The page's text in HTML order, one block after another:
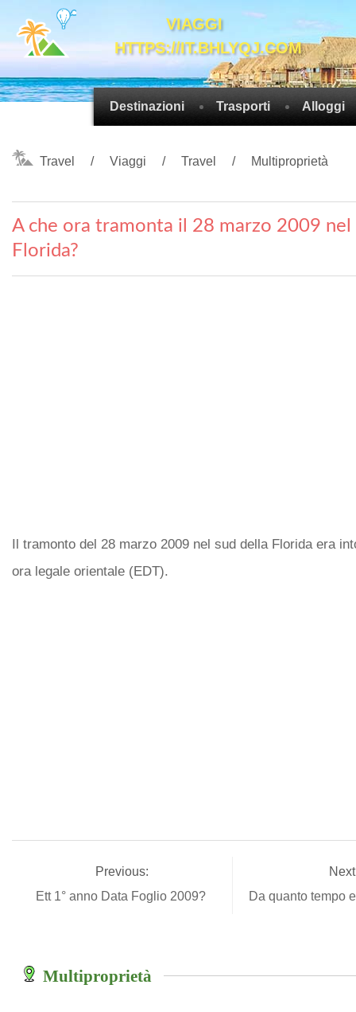
VIAGGI
HTTPS://IT.BHLYQJ.COM
Destinazioni Trasporti Alloggi
Travel Viaggi Travel Multiproprietà
A che ora tramonta il 28 marzo 2009 nel
Florida?
Il tramonto del 28 marzo 2009 nel sud della Florida era
ora legale orientale (EDT).
Previous:
Ett 1° anno Data Foglio 2009?
Da quanto tempo
Multiproprietà